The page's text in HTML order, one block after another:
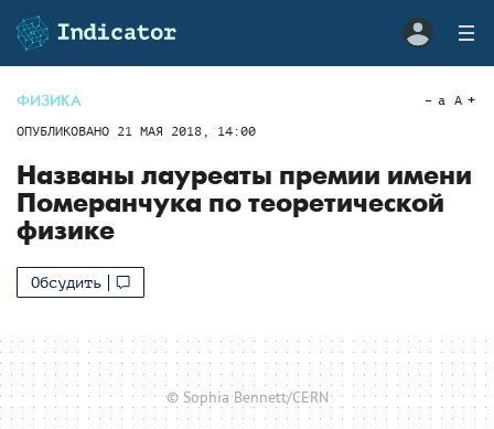
ФИЗИКА
ОПУБЛИКОВАНО 21 МАЯ 2018, 14:00
a A
Названы лауреаты премии имени
Померанчука по теоретической
физике
Обсудить
© Sophia Bennett/CERN